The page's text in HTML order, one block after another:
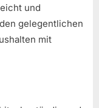
und
gelegentlichen
mit